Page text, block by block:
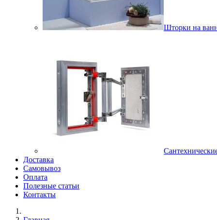
Шторки на
Доставка
Самовывоз
Оплата
Полезные статьи
Контакты